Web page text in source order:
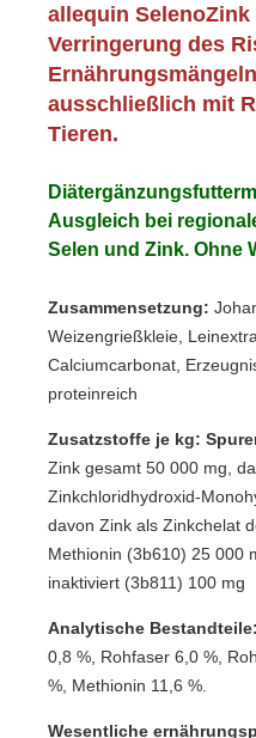
allequin
Verringerung des
ausschließlich mit
Tieren.
Ausgleich bei
Selen und Zink. Ohne
Zusammensetzung:
Weizengrießkleie,
Calciumcarbonat,
proteinreich
Zusatzstoffe je kg:
Zink gesamt 50 000 mg,
Zinkchloridhydroxid-
davon Zink als Zinkchelat
Methionin (3b610) 25 000
inaktiviert (3b811) 100 mg
Analytische Bestandteile:
0,8 %, Rohfaser 6,0 %,
%, Methionin 11,6 %.
Wesentliche